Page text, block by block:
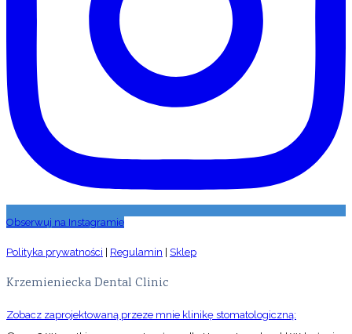
Obserwuj na Instagramie
Polityka prywatności Regulamin Sklep
Krzemieniecka Dental Clinic
Zobacz zaprojektowaną przeze mnie klinikę stomatologiczną: